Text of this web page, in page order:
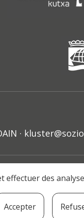
·
© 2021
effectuer des
Accepter